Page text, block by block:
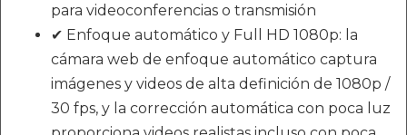
para videoconferencias o transmisión
✔ Enfoque automático y Full HD 1080p: la
cámara web de enfoque automático captura
imágenes y videos de alta definición de 1080p /
30 fps, y la corrección automática con poca luz